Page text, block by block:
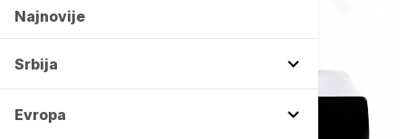
Najnovije
Srbija
Evropa